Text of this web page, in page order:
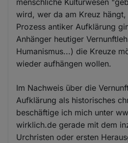
menschliche Kulturwesen
wird, wer da am Kreuz hängt,
Prozess antiker Aufklärung
Anhänger heutiger
Humanismus...) die Kreuze
wieder aufhängen wollen.
Im Nachweis über die
Aufklärung als historisches
beschäftige ich mich unter
wirklich.de gerade mit dem
Urchristen oder ersten